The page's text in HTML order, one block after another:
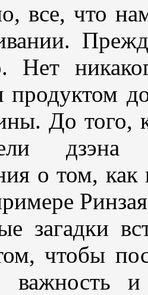
все, что
Нет
продуктом
До того,
о том,
загадки
чтобы
важность и